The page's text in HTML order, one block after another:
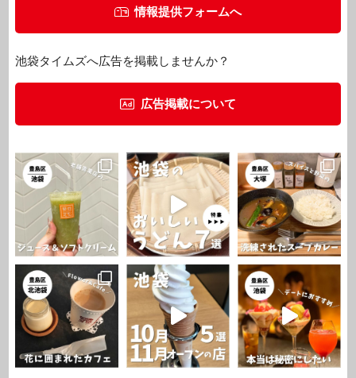
情報提供フォームへ
池袋タイムズへ広告を掲載しませんか？
広告掲載について